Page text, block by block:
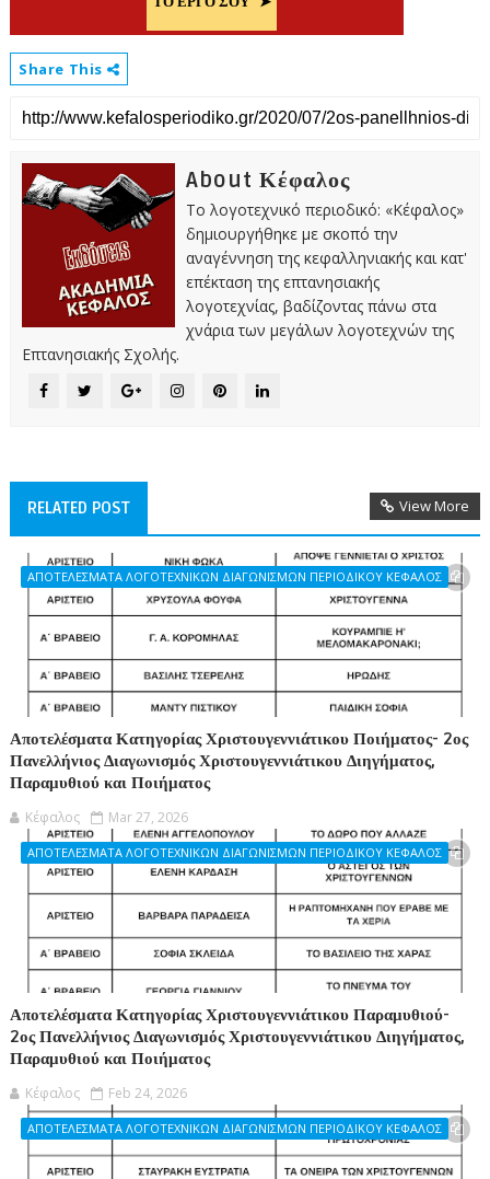
Share This
About Κέφαλος
Το λογοτεχνικό περιοδικό: «Κέφαλος»
δημιουργήθηκε με σκοπό την
αναγέννηση της κεφαλληνιακής και κατ'
επέκταση της επτανησιακής
λογοτεχνίας, βαδίζοντας πάνω στα
χνάρια των μεγάλων λογοτεχνών της
Επτανησιακής Σχολής.
RELATED POST View More
ΑΠΟΤΕΛΕΣΜΑΤΑ ΛΟΓΟΤΕΧΝΙΚΩΝ ΔΙΑΓΩΝΙΣΜΩΝ ΠΕΡΙΟΔΙΚΟΥ ΚΕΦΑΛΟΣ
Αποτελέσματα Κατηγορίας Χριστουγεννιάτικου Ποιήματος- 2ος
Πανελλήνιος Διαγωνισμός Χριστουγεννιάτικου Διηγήματος,
Παραμυθιού και Ποιήματος
Κέφαλος Mar 27, 2026
ΑΠΟΤΕΛΕΣΜΑΤΑ ΛΟΓΟΤΕΧΝΙΚΩΝ ΔΙΑΓΩΝΙΣΜΩΝ ΠΕΡΙΟΔΙΚΟΥ ΚΕΦΑΛΟΣ
Αποτελέσματα Κατηγορίας Χριστουγεννιάτικου Παραμυθιού-
2ος Πανελλήνιος Διαγωνισμός Χριστουγεννιάτικου Διηγήματος,
Παραμυθιού και Ποιήματος
Κέφαλος Feb 24, 2026
ΑΠΟΤΕΛΕΣΜΑΤΑ ΛΟΓΟΤΕΧΝΙΚΩΝ ΔΙΑΓΩΝΙΣΜΩΝ ΠΕΡΙΟΔΙΚΟΥ ΚΕΦΑΛΟΣ